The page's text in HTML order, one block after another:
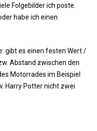
Folgebilder ich poste.
habe ich einen
gibt es einen festen Wert /
Abstand zwischen den
Motorrades im Beispiel
Harry Potter nicht zwei